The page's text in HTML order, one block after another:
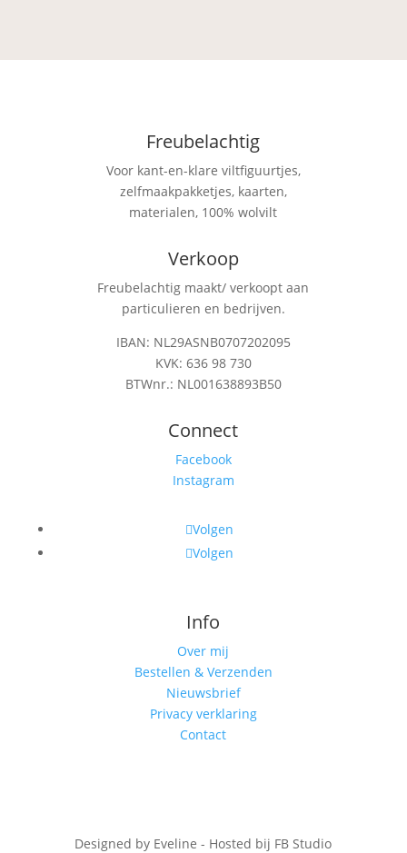
Freubelachtig
Voor kant-en-klare viltfiguurtjes,
zelfmaakpakketjes, kaarten,
materialen, 100% wolvilt
Verkoop
Freubelachtig maakt/ verkoopt aan
particulieren en bedrijven.
IBAN: NL29ASNB0707202095
KVK: 636 98 730
BTWnr.: NL001638893B50
Connect
Facebook
Instagram
Volgen
Volgen
Info
Over mij
Bestellen & Verzenden
Nieuwsbrief
Privacy verklaring
Contact
Designed by Eveline - Hosted bij FB Studio